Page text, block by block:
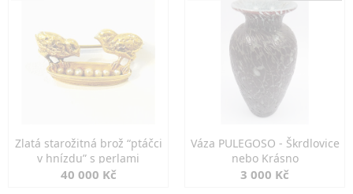
Zlatá starožitná brož “ptáčci
v hnízdu” s perlami
40 000 Kč
Váza PULEGOSO - Škrdlovice
nebo Krásno
3 000 Kč